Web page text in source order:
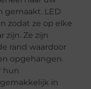
gemaakt. LED
zodat ze op elke
zijn. Ze zijn
rand waardoor
opgehangen.
hun
in